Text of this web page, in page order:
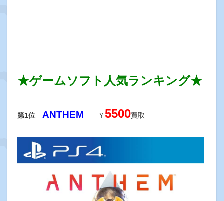
★ゲームソフト人気ランキング★
第1位 ANTHEM ￥5500買取